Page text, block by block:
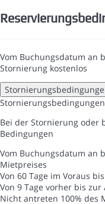
Vom Buchungsdatum an
Stornierung kostenlos
Stornierungsbedingungen
Bei der Stornierung oder
Bedingungen
Vom Buchungsdatum an
Mietpreises
Von 60 Tage im Voraus
Von 9 Tage vorher bis zur
Nicht antreten 100% des